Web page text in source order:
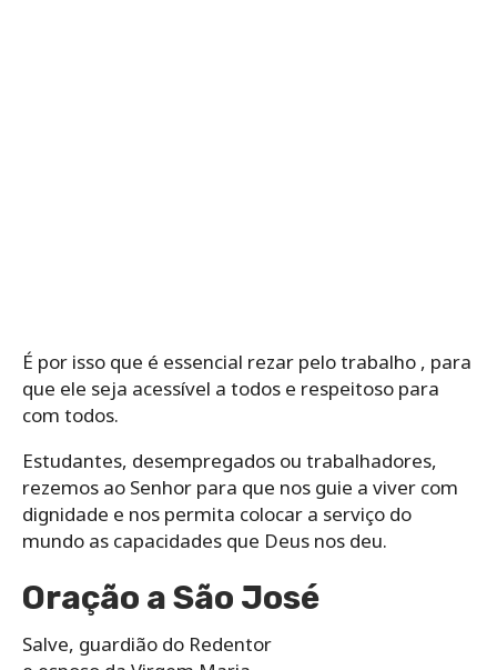
É por isso que é essencial rezar pelo trabalho , para
que ele seja acessível a todos e respeitoso para
com todos.
Estudantes, desempregados ou trabalhadores,
rezemos ao Senhor para que nos guie a viver com
dignidade e nos permita colocar a serviço do
mundo as capacidades que Deus nos deu.
Oração a São José
Salve, guardião do Redentor